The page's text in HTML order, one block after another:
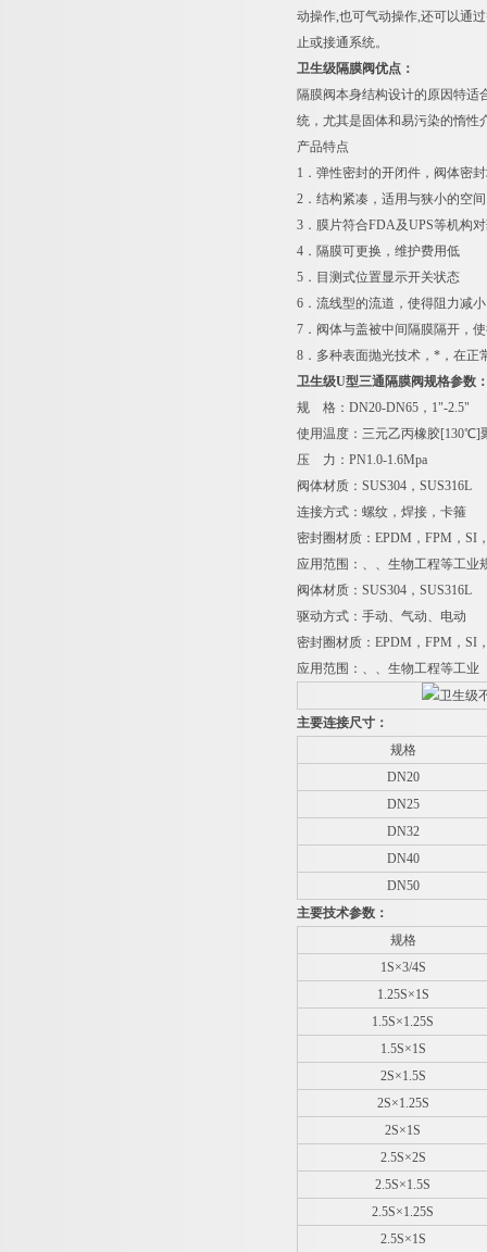
动操作,也可气动操作,还可以通
止或接通系统。
卫生级隔膜阀优点：
隔膜阀本身结构设计的原因特适
统，尤其是固体和易污染的惰性
产品特点
1 ．弹性密封的开闭件，阀体密
2 ．结构紧凑，适用与狭小的空
3 ．膜片符合FDA及UPS等机构
4 ．隔膜可更换，维护费用低
5 ．目测式位置显示开关状态
6 ．流线型的流道，使得阻力减
7 ．阀体与盖被中间隔膜隔开，
8 ．多种表面抛光技术，*，在正
卫生级U型三通隔膜阀规格参数
规 格： DN20-DN65 ， 1"-2.5"
使用温度：三元乙丙橡胶[130℃]
压 力： PN1.0-1.6Mpa
阀体材质： SUS304 ， SUS316L
连接方式：螺纹，焊接，卡箍
密封圈材质： EPDM ， FPM ， SI
应用范围：、、生物工程等工
阀体材质： SUS304 ， SUS316L
驱动方式：手动、气动、电动
密封圈材质： EPDM ， FPM ， SI
应用范围：、、生物工程等工业
主要连接尺寸：
规格
DN20
DN25
DN32
DN40
DN50
主要技术参数：
规格
1S×3/4S
1.25S×1S
1.5S×1.25S
1.5S×1S
2S×1.5S
2S×1.25S
2S×1S
2.5S×2S
2.5S×1.5S
2.5S×1.25S
2.5S×1S